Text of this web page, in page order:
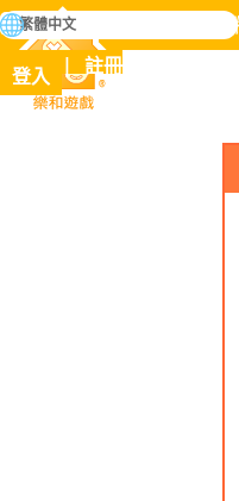
樂和遊戲
掌握人類歷史上所有遊戲
搜
尋
登入 註冊
繁體中文